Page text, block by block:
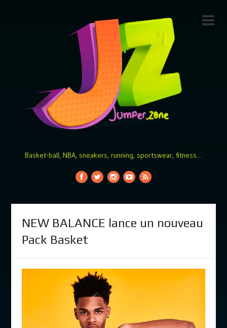
Basket-ball, NBA, sneakers, running, sportswear, fitness…
NEW BALANCE lance un nouveau
Pack Basket